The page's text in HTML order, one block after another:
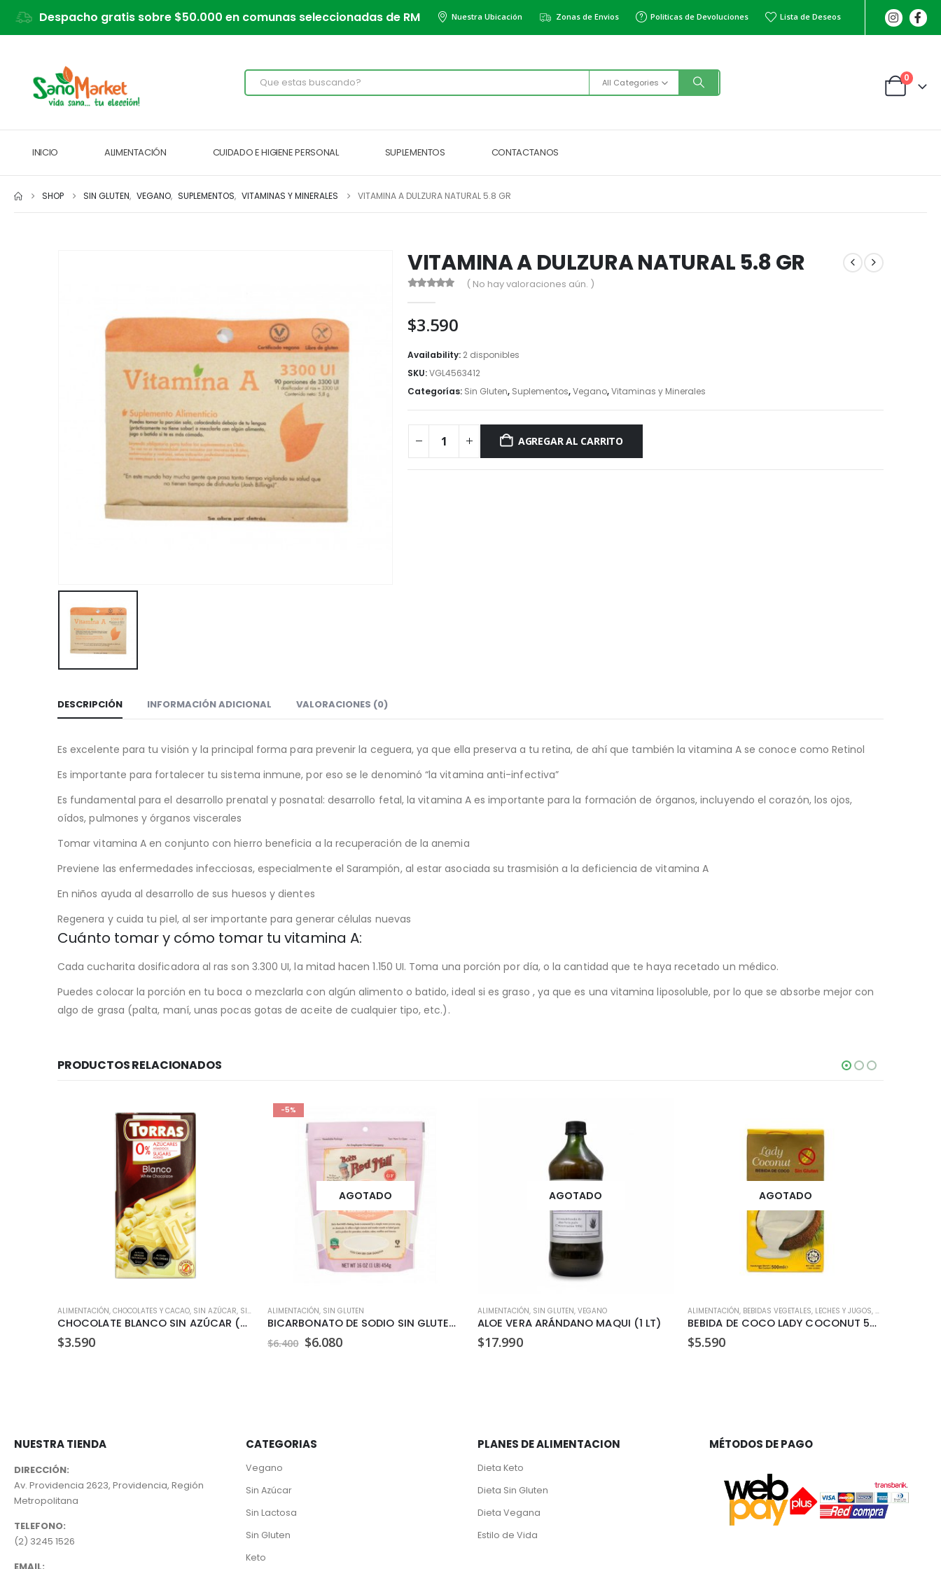
Despacho gratis sobre $50.000 en comunas seleccionadas de RM Nuestra Ubicación Zonas de Envios Politicas de Devoluciones Lista de Deseos
All Categories 0
INICIO ALIMENTACIÓN CUIDADO E HIGIENE PERSONAL SUPLEMENTOS CONTACTANOS
SHOP SIN GLUTEN, VEGANO, SUPLEMENTOS, VITAMINAS Y MINERALES VITAMINA A DULZURA NATURAL 5.8 GR
VITAMINA A DULZURA NATURAL 5.8 GR
( No hay valoraciones aún. )
$3.590
Availability: 2 disponibles
SKU:VGL4563412
Categorías: Sin Gluten, Suplementos,Vegano,Vitaminas y Minerales
AGREGAR AL CARRITO
DESCRIPCIÓN INFORMACIÓN ADICIONAL VALORACIONES (0)
Es excelente para tu visión y la principal forma para prevenir la ceguera, ya que ella preserva a tu retina, de ahí que también la vitamina A se conoce como Retinol
Es importante para fortalecer tu sistema inmune, por eso se le denominó “la vitamina anti-infectiva”
Es fundamental para el desarrollo prenatal y posnatal: desarrollo fetal, la vitamina A es importante para la formación de órganos, incluyendo el corazón, los ojos,
oídos, pulmones y órganos viscerales
Tomar vitamina A en conjunto con hierro beneficia a la recuperación de la anemia
Previene las enfermedades infecciosas, especialmente el Sarampión, al estar asociada su trasmisión a la deficiencia de vitamina A
En niños ayuda al desarrollo de sus huesos y dientes
Regenera y cuida tu piel, al ser importante para generar células nuevas
Cuánto tomar y cómo tomar tu vitamina A:
Cada cucharita dosificadora al ras son 3.300 UI, la mitad hacen 1.150 UI. Toma una porción por día, o la cantidad que te haya recetado un médico.
Puedes colocar la porción en tu boca o mezclarla con algún alimento o batido, ideal si es graso , ya que es una vitamina liposoluble, por lo que se absorbe mejor con
algo de grasa (palta, maní, unas pocas gotas de aceite de cualquier tipo, etc.).
PRODUCTOS RELACIONADOS
SIN AZÚCAR,SIN GLUTEN,SIN LACTOSA,VEGANO
ALIMENTACIÓN, CHOCOLATES Y CACAO, SIN AZÚCAR, SIN GLUTEN
CHOCOLATE BLANCO SIN AZÚCAR (75 GR)
$3.590
-5%
AGOTADO
ALIMENTACIÓN, SIN GLUTEN
BICARBONATO DE SODIO SIN GLUTEN BOB’S RED MILL 454 GR
$6.400 El
$6.080El
AGOTADO
ALIMENTACIÓN, SIN GLUTEN, VEGANO
ALOE VERA ARÁNDANO MAQUI (1 LT)
$17.990
AGOTADO
ALIMENTACIÓN, BEBIDAS VEGETALES, LECHES Y JUGOS, SIN GLUTEN
BEBIDA DE COCO LADY COCONUT 500 ML
$5.590
NUESTRA TIENDA
DIRECCIÓN:
Av. Providencia 2623, Providencia, Región
Metropolitana
TELEFONO:
(2) 3245 1526
CATEGORIAS
Vegano
Sin Azúcar
Sin Lactosa
Sin Gluten
Keto
PLANES DE ALIMENTACION
Dieta Keto
Dieta Sin Gluten
Dieta Vegana
Estilo de Vida
MÉTODOS DE PAGO